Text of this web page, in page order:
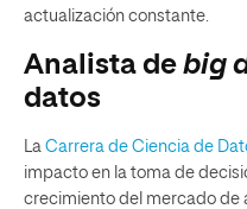
actualización constante.
Analista de big
datos
La Carrera de Ciencia de
impacto en la toma de
crecimiento del mercado de